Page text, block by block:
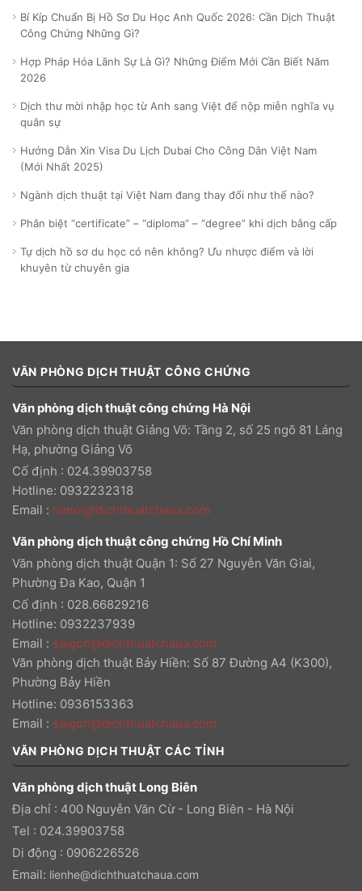
Bí Kíp Chuẩn Bị Hồ Sơ Du Học Anh Quốc 2026: Cần Dịch Thuật
Công Chứng Những Gì?
Hợp Pháp Hóa Lãnh Sự Là Gì? Những Điểm Mới Cần Biết Năm
2026
Dịch thư mời nhập học từ Anh sang Việt để nộp miễn nghĩa vụ
quân sự
Hướng Dẫn Xin Visa Du Lịch Dubai Cho Công Dân Việt Nam
(Mới Nhất 2025)
Ngành dịch thuật tại Việt Nam đang thay đổi như thế nào?
Phân biệt “certificate” – “diploma” – “degree” khi dịch bằng cấp
Tự dịch hồ sơ du học có nên không? Ưu nhược điểm và lời
khuyên từ chuyên gia
VĂN PHÒNG DỊCH THUẬT CÔNG CHỨNG
Văn phòng dịch thuật công chứng Hà Nội
Văn phòng dịch thuật Giảng Võ: Tầng 2, số 25 ngõ 81 Láng
Hạ, phường Giảng Võ
Cố định : 024.39903758
Hotline: 0932232318
Email : hanoi@dichthuatchaua.com
Văn phòng dịch thuật công chứng Hồ Chí Minh
Văn phòng dịch thuật Quận 1: Số 27 Nguyễn Văn Giai,
Phường Đa Kao, Quận 1
Cố định : 028.66829216
Hotline: 0932237939
Email : saigon@dichthuatchaua.com
Văn phòng dịch thuật Bảy Hiền: Số 87 Đường A4 (K300),
Phường Bảy Hiền
Hotline: 0936153363
Email : saigon@dichthuatchaua.com
VĂN PHÒNG DỊCH THUẬT CÁC TỈNH
Văn phòng dịch thuật Long Biên
Địa chỉ : 400 Nguyễn Văn Cừ - Long Biên - Hà Nội
Tel : 024.39903758
Di động : 0906226526
Email: lienhe@dichthuatchaua.com